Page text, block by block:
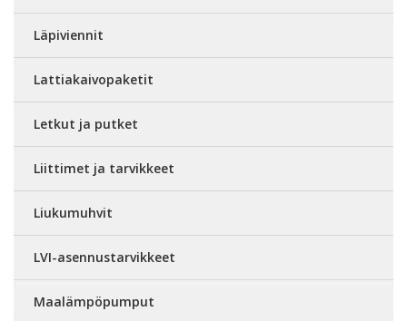
Läpiviennit
Lattiakaivopaketit
Letkut ja putket
Liittimet ja tarvikkeet
Liukumuhvit
LVI-asennustarvikkeet
Maalämpöpumput